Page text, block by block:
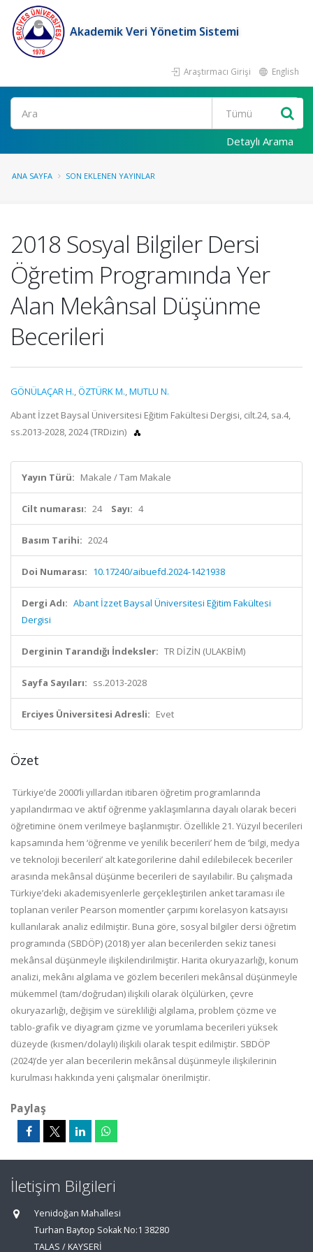
Akademik Veri Yönetim Sistemi
Araştırmacı Girişi English
Ara
Detaylı Arama
ANA SAYFA SON EKLENEN YAYINLAR
2018 Sosyal Bilgiler Dersi
Öğretim Programında Yer
Alan Mekânsal Düşünme
Becerileri
GÖNÜLAÇAR H.,ÖZTÜRK M.,MUTLU N.
Abant İzzet Baysal Üniversitesi Eğitim Fakültesi Dergisi, cilt.24, sa.4,
ss.2013-2028, 2024 (TRDizin)
Yayın Türü: Makale / Tam Makale
Cilt numarası: 24 Sayı: 4
Basım Tarihi: 2024
Doi Numarası: 10.17240/aibuefd.2024-1421938
Dergi Adı: Abant İzzet Baysal Üniversitesi Eğitim Fakültesi
Dergisi
Derginin Tarandığı İndeksler: TR DİZİN (ULAKBİM)
Sayfa Sayıları: ss.2013-2028
Erciyes Üniversitesi Adresli: Evet
Özet
Türkiye’de 2000’li yıllardan itibaren öğretim programlarında
yapılandırmacı ve aktif öğrenme yaklaşımlarına dayalı olarak beceri
öğretimine önem verilmeye başlanmıştır. Özellikle 21. Yüzyıl becerileri
kapsamında hem ‘öğrenme ve yenilik becerileri’ hem de ‘bilgi, medya
ve teknoloji becerileri’ alt kategorilerine dahil edilebilecek beceriler
arasında mekânsal düşünme becerileri de sayılabilir. Bu çalışmada
Türkiye’deki akademisyenlerle gerçekleştirilen anket taraması ile
toplanan veriler Pearson momentler çarpımı korelasyon katsayısı
kullanılarak analiz edilmiştir. Buna göre, sosyal bilgiler dersi öğretim
programında (SBDÖP) (2018) yer alan becerilerden sekiz tanesi
mekânsal düşünmeyle ilişkilendirilmiştir. Harita okuryazarlığı, konum
analizi, mekânı algılama ve gözlem becerileri mekânsal düşünmeyle
mükemmel (tam/doğrudan) ilişkili olarak ölçülürken, çevre
okuryazarlığı, değişim ve sürekliliği algılama, problem çözme ve
tablo-grafik ve diyagram çizme ve yorumlama becerileri yüksek
düzeyde (kısmen/dolaylı) ilişkili olarak tespit edilmiştir. SBDÖP
(2024)’de yer alan becerilerin mekânsal düşünmeyle ilişkilerinin
kurulması hakkında yeni çalışmalar önerilmiştir.
Paylaş
İletişim Bilgileri
Yenidoğan Mahallesi
Turhan Baytop Sokak No:1 38280
TALAS / KAYSERİ